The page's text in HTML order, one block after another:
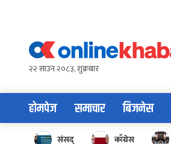
content२२ साउन २०८३, शुक्रबार
होमपेज समाचार बिजनेस
संसद् काँग्रेस